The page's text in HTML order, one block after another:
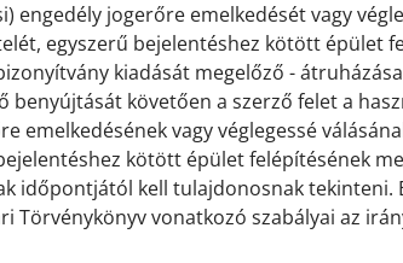
engedély jogerőre emelkedését vagy
egyszerű bejelentéshez kötött épület
kiadását megelőző -
követően a szerző felet a
emelkedésének vagy véglegessé
kötött épület felépítésének
időpontjától kell tulajdonosnak tekinteni.
Törvénykönyv vonatkozó szabályai az